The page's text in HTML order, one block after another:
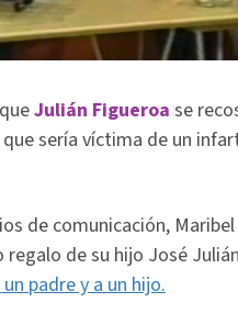
Julián Figueroa se
sería víctima de un
de comunicación,
de su hijo José
un padre y a un hijo.